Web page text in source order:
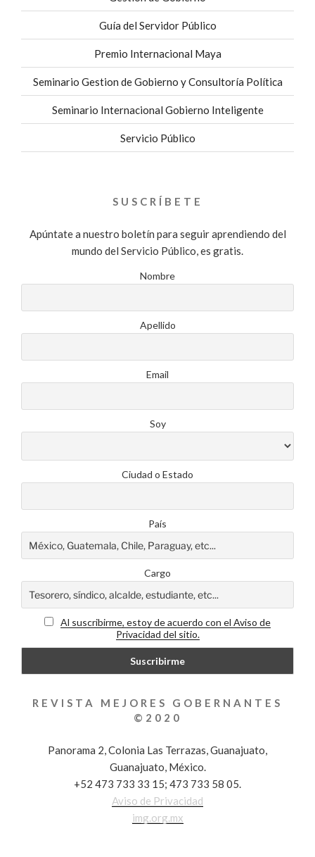
Guía del Servidor Público
Premio Internacional Maya
Seminario Gestion de Gobierno y Consultoría Política
Seminario Internacional Gobierno Inteligente
Servicio Público
SUSCRÍBETE
Apúntate a nuestro boletín para seguir aprendiendo del
mundo del Servicio Público, es gratis.
Nombre
Apellido
Email
Soy
Ciudad o Estado
País
Cargo
Al suscribirme, estoy de acuerdo con el Aviso de
Privacidad del sitio.
REVISTA MEJORES GOBERNANTES
©2020
Panorama 2, Colonia Las Terrazas, Guanajuato,
Guanajuato, México.
+52 473 733 33 15; 473 733 58 05.
Aviso de Privacidad
img.org.mx